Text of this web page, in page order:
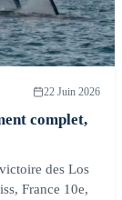
22 Juin 2026
complet,
des Los
France 10e,